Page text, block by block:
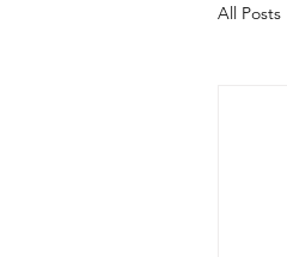
All Posts